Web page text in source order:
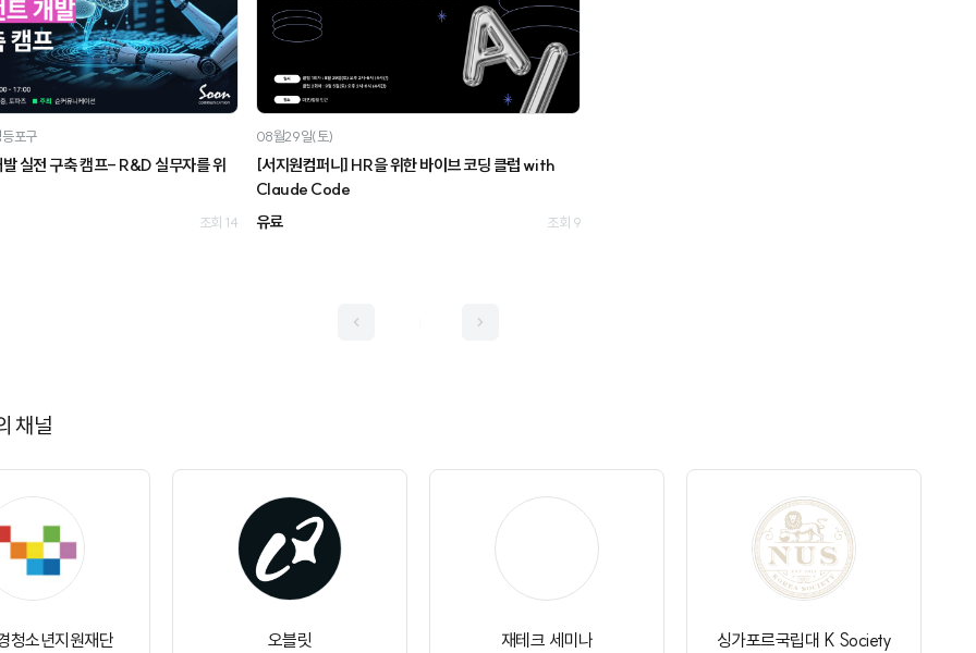
포구
실전 구축 캠프- R&D 실무자를 위
조회 14
08월29일(토)
[서지원컴퍼니] HR을 위한 바이브 코딩 클럽 with
Claude Code
유료
조회 9
채널
청소년지원재단 오블릿 재테크 세미나 싱가포르국립대 K Society